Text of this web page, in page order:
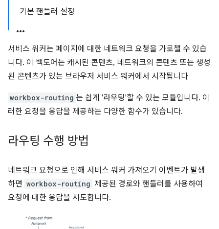
기본 핸들러 설정
서비스 워커는 페이지에 대한 네트워크 요청을 가로챌 수 있습
니다. 이 백도어는 캐시된 콘텐츠, 네트워크의 콘텐츠 또는 생성
된 콘텐츠가 있는 브라우저 서비스 워커에서 시작됩니다
workbox-routing 는 쉽게 '라우팅'할 수 있는 모듈입니다. 이
러한 요청을 응답을 제공하는 다양한 함수가 있습니다.
라우팅 수행 방법
네트워크 요청으로 인해 서비스 워커 가져오기 이벤트가 발생
하면 workbox-routing 제공된 경로와 핸들러를 사용하여
요청에 대한 응답을 시도합니다.